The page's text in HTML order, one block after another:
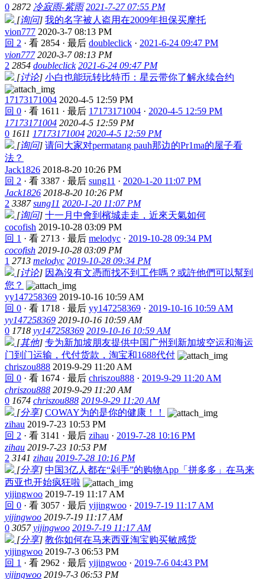
0 2872 冷寂雨-紫雨 2021-7-27 07:55 PM
[询问] 我的名字被人盗用在2009年担保买摩托
vion777 2020-3-7 08:13 PM
回 2 · 看 2854 · 最后 doubleclick · 2021-6-24 09:47 PM
vion777 2020-3-7 08:13 PM
2 2854 doubleclick 2021-6-24 09:47 PM
[讨论] 小白也能玩转比特币：星云带你了解永续合约
17173171004 2020-4-5 12:59 PM
回 0 · 看 1611 · 最后 17173171004 · 2020-4-5 12:59 PM
17173171004 2020-4-5 12:59 PM
0 1611 17173171004 2020-4-5 12:59 PM
[询问] 请问大家对permatang pauh那边的Pr1ma的屋子看
法？
Jack1826 2018-8-20 10:26 PM
回 2 · 看 3387 · 最后 sung11 · 2020-1-20 11:07 PM
Jack1826 2018-8-20 10:26 PM
2 3387 sung11 2020-1-20 11:07 PM
[询问] 十一月中會到檳城走走，近來天氣如何
cocofish 2019-10-28 03:09 PM
回 1 · 看 2713 · 最后 melodyc · 2019-10-28 09:34 PM
cocofish 2019-10-28 03:09 PM
1 2713 melodyc 2019-10-28 09:34 PM
[讨论] 因為沒有文憑而找不到工作嗎？或許他們可以幫到
您？
yy147258369 2019-10-16 10:59 AM
回 0 · 看 1718 · 最后 yy147258369 · 2019-10-16 10:59 AM
yy147258369 2019-10-16 10:59 AM
0 1718 yy147258369 2019-10-16 10:59 AM
[其他] 专为新加坡朋友提供中国广州到新加坡空运和海运
门到门运输，代付货款，淘宝和1688代付
chriszou888 2019-9-29 11:20 AM
回 0 · 看 1674 · 最后 chriszou888 · 2019-9-29 11:20 AM
chriszou888 2019-9-29 11:20 AM
0 1674 chriszou888 2019-9-29 11:20 AM
[分享] COWAY为的是你的健康！！
zihau 2019-7-23 10:53 PM
回 2 · 看 3141 · 最后 zihau · 2019-7-28 10:16 PM
zihau 2019-7-23 10:53 PM
2 3141 zihau 2019-7-28 10:16 PM
[分享] 中国3亿人都在“剁手”的购物App「拼多多」在马来
西亚也开始疯狂啦
yijingwoo 2019-7-19 11:17 AM
回 0 · 看 3057 · 最后 yijingwoo · 2019-7-19 11:17 AM
yijingwoo 2019-7-19 11:17 AM
0 3057 yijingwoo 2019-7-19 11:17 AM
[分享] 教你如何在马来西亚淘宝购买敏感货
yijingwoo 2019-7-3 06:53 PM
回 1 · 看 2962 · 最后 yijingwoo · 2019-7-6 04:43 PM
yijingwoo 2019-7-3 06:53 PM